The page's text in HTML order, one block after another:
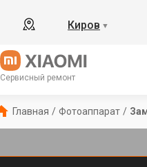
Киров ▼
Сервисный ремонт
Главная / Фотоаппарат /